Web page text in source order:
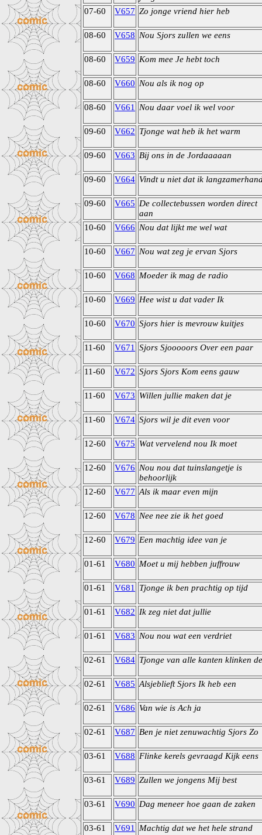
07-60
V657 Zo jonge vriend hier heb
08-60 V658 Nou Sjors zullen we eens
08-60 V659 Kom mee Je hebt toch
08-60 V660 Nou als ik nog op
08-60 V661 Nou daar voel ik wel voor
09-60 V662 Tjonge wat heb ik het warm
09-60 V663 Bij ons in de Jordaaaaan
09-60 V664 Vindt u niet dat ik
09-60 V665 De collectebussen worden direct
aan
10-60
V666 Nou dat lijkt me wel wat
10-60 V667 Nou wat zeg je ervan Sjors
10-60 V668 Moeder ik mag de radio
10-60 V669 Hee wist u dat vader Ik
10-60 V670 Sjors hier is mevrouw kuitjes
11-60 V671 Sjors Sjooooors Over een paar
11-60 V672 Sjors Sjors Kom eens gauw
11-60 V673 Willen jullie maken dat je
11-60 V674 Sjors wil je dit even voor
12-60 V675 Wat vervelend nou Ik moet
12-60 V676 Nou nou dat tuinslangetje is
behoorlijk
12-60
V677 Als ik maar even mijn
12-60 V678 Nee nee zie ik het goed
12-60 V679 Een machtig idee van je
01-61 V680 Moet u mij hebben juffrouw
01-61 V681 Tjonge ik ben prachtig op tijd
01-61 V682 Ik zeg niet dat jullie
01-61 V683 Nou nou wat een verdriet
02-61 V684 Tjonge van alle kanten klinken de
02-61 V685 Alsjeblieft Sjors Ik heb een
02-61 V686 Van wie is Ach ja
02-61 V687 Ben je niet zenuwachtig Sjors Zo
03-61 V688 Flinke kerels gevraagd Kijk eens
03-61 V689 Zullen we jongens Mij best
03-61 V690 Dag meneer hoe gaan de zaken
03-61 V691 Machtig dat we het hele strand